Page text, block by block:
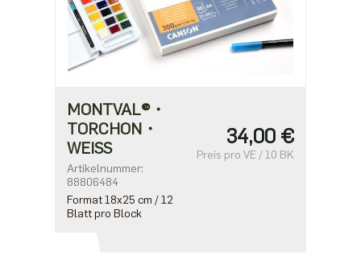
MONTVAL®・
TORCHON・
WEISS
Artikelnummer:
88806484
Format 18x25 cm / 12
Blatt pro Block
34,00 €
Preis pro VE / 10 BK